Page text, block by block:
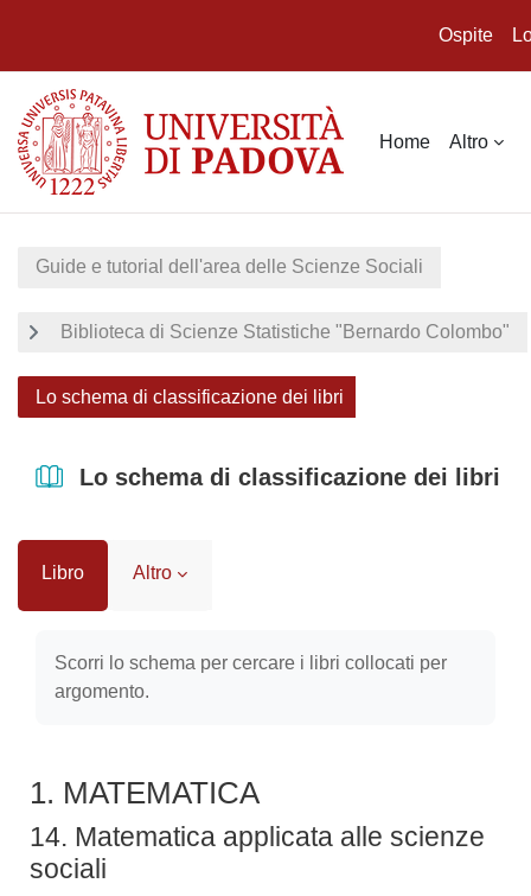
Ospite
Home Altro
Guide e tutorial dell'area delle Scienze Sociali
Biblioteca di Scienze Statistiche "Bernardo Colombo"
Lo schema di classificazione dei libri
Lo schema di classificazione dei libri
Libro Altro
Scorri lo schema per cercare i libri collocati per
argomento.
1. MATEMATICA
14. Matematica applicata alle scienze
sociali